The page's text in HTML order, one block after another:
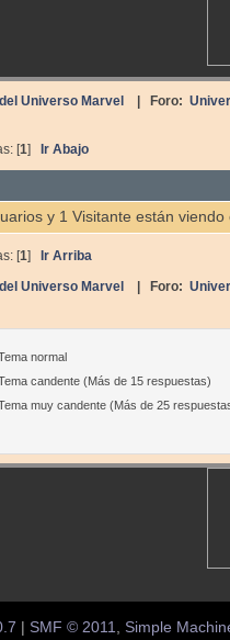
Universo Marvel | Foro:
[1] Ir Abajo
y 1 Visitante están viendo
[1] Ir Arriba
Universo Marvel | Foro:
normal
candente (Más de 15 respuestas)
muy candente (Más de 25
SMF © 2011 Simple